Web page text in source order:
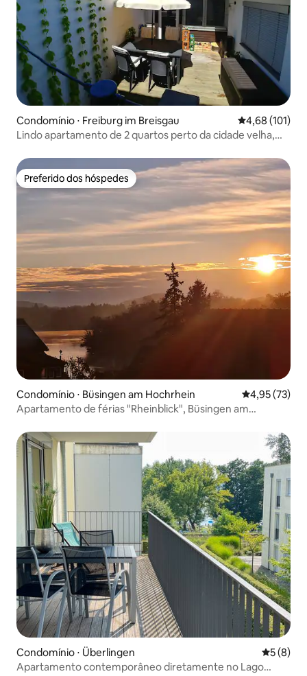
Condomínio ⋅ Freiburg im Breisgau 4,68 de uma
4,68 (101)
Lindo apartamento de 2 quartos perto da cidade velha,
Preferido dos hóspedes
Preferido dos hóspedes
Condomínio ⋅ Büsingen am Hochrhein 4,95 de uma
4,95 (73)
Apartamento de férias "Rheinblick", Büsingen am
Condomínio ⋅ Überlingen 5 de
5 (8)
Apartamento contemporâneo diretamente no Lago